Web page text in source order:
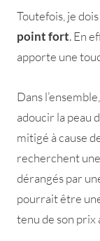
Toutefois, je
point fort. En
apporte une
Dans
adoucir la peau
mitigé à cause
recherchent
dérangés par
pourrait être
tenu de son prix